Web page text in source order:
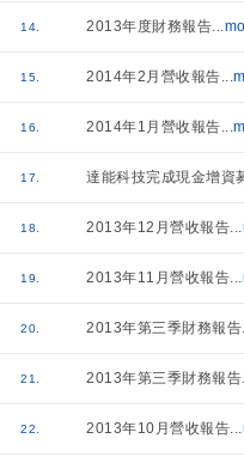
14. 2013年度財務報告...
15. 2014年2月營收報告...
16. 2014年1月營收報告...
17. 達能科技完成現金增資
18. 2013年12月營收報告...
19. 2013年11月營收報告...
20. 2013年第三季財務報告
21. 2013年第三季財務報告
22. 2013年10月營收報告...